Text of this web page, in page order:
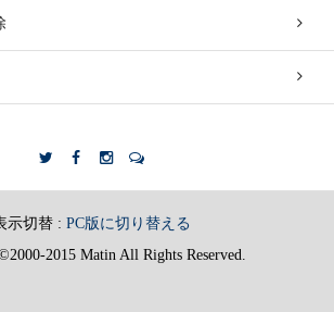
示切替 : PC版に切り替える
2015 Matin All Rights Reserved.